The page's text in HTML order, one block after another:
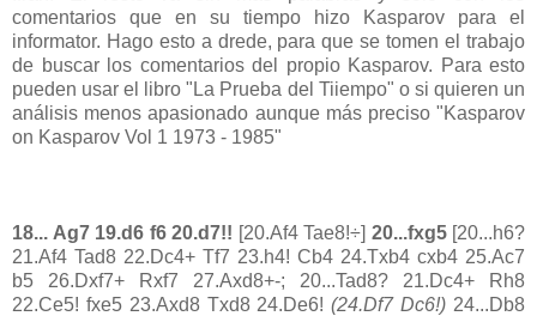
comentarios que en su tiempo hizo Kasparov para el
informator. Hago esto a drede, para que se tomen el trabajo
de buscar los comentarios del propio Kasparov. Para esto
pueden usar el libro "La Prueba del Tiiempo" o si quieren un
análisis menos apasionado aunque más preciso "Kasparov
on Kasparov Vol 1 1973 - 1985"
18... Ag7 19.d6 f6 20.d7!! [20.Af4 Tae8!÷] 20...fxg5 [20...h6?
21.Af4 Tad8 22.Dc4+ Tf7 23.h4! Cb4 24.Txb4 cxb4 25.Ac7
b5 26.Dxf7+ Rxf7 27.Axd8+-; 20...Tad8? 21.Dc4+ Rh8
22.Ce5! fxe5 23.Axd8 Txd8 24.De6!(24.Df7 Dc6!) 24...Db8